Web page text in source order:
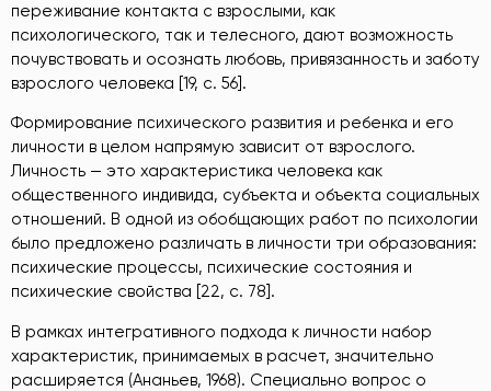
переживание контакта с взрослыми, как
психологического, так и телесного, дают возможность
почувствовать и осознать любовь, привязанность и заботу
взрослого человека [19, с. 56].
Формирование психического развития и ребенка и его
личности в целом напрямую зависит от взрослого.
Личность — это характеристика человека как
общественного индивида, субъекта и объекта социальных
отношений. В одной из обобщающих работ по психологии
было предложено различать в личности три образования:
психические процессы, психические состояния и
психические свойства [22, с. 78].
В рамках интегративного подхода к личности набор
характеристик, принимаемых в расчет, значительно
расширяется (Ананьев, 1968). Специально вопрос о